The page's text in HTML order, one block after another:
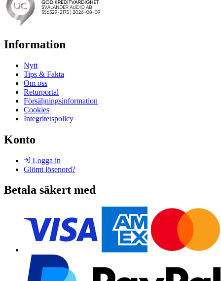
Information
Nytt
Tips & Fakta
Om oss
Returportal
Försäljningsinformation
Cookies
Integritetspolicy
Konto
Logga in
Glömt lösenord?
Betala säkert med